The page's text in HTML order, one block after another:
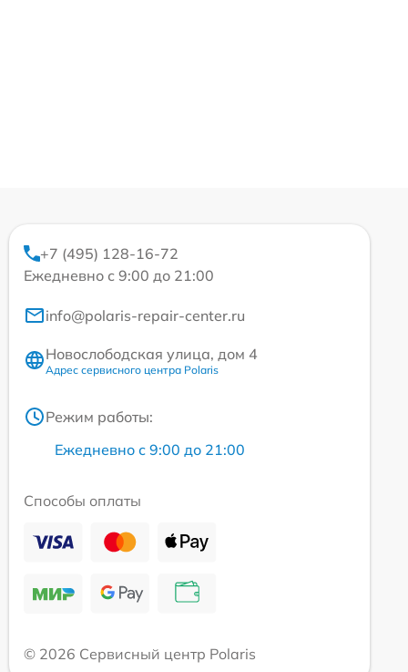
+7 (495) 128-16-72
Ежедневно с 9:00 до 21:00
info@polaris-repair-center.ru
Новослободская улица, дом 4
Адрес сервисного центра Polaris
Режим работы:
Ежедневно с 9:00 до 21:00
Способы оплаты
© 2026 Сервисный центр Polaris